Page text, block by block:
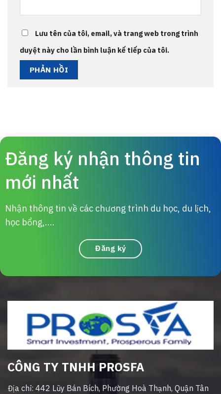
Lưu tên của tôi, email, và trang web trong trình
duyệt này cho lần bình luận kế tiếp của tôi.
Đăng ký nhận thông tin
mới nhất
Nhận thông tin về các chương trình du học, du lịch,
học bổng,....
Đăng ký
CÔNG TY TNHH PROSFA
Địa chỉ: 442 Lũy Bán Bích, Phường Hoà Thạnh, Quận Tân